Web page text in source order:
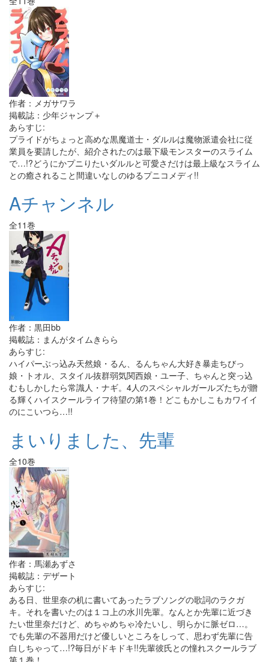
作者：メガサワラ
掲載誌：少年ジャンプ＋
あらすじ:
プライドがちょっと高めな黒魔道士・ダルルは魔物派遣会社に従
業員を要請したが、紹介されたのは最下級モンスターのスライム
で…!?どうにかプニりたいダルルと可愛さだけは最上級なスライム
との癒されること間違いなしのゆるプニコメディ!!
Aチャンネル
全11巻
作者：黒田bb
掲載誌：まんがタイムきらら
あらすじ:
ハイパーぶっ込み天然娘・るん、るんちゃん大好き暴走ちびっ
娘・トオル、スタイル抜群弱気関西娘・ユー子、ちゃんと突っ込
むもしかしたら常識人・ナギ。4人のスペシャルガールズたちが贈
る輝くハイスクールライフ待望の第1巻！どこもかしこもカワイイ
のにこいつら…!!
まいりました、先輩
全10巻
作者：馬瀬あずさ
掲載誌：デザート
あらすじ:
ある日、世里奈の机に書いてあったラブソングの歌詞のラクガ
キ。それを書いたのは１コ上の水川先輩。なんとか先輩に近づき
たい世里奈だけど、めちゃめちゃ冷たいし、明らかに脈ゼロ…。
でも先輩の不器用だけど優しいところをしって、思わず先輩に告
白しちゃって…!?毎日がドキドキ!!先輩彼氏との憧れスクールラブ
第１巻！